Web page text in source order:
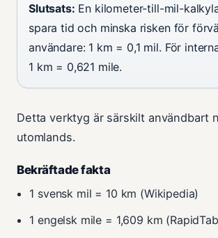
Slutsats: En kilometer-till-mil-
spara tid och minska risken för
användare: 1 km = 0,1 mil. För
1 km = 0,621 mile.
Detta verktyg är särskilt användbart
utomlands.
Bekräftade fakta
1 svensk mil = 10 km (Wikipedia)
1 engelsk mile = 1,609 km